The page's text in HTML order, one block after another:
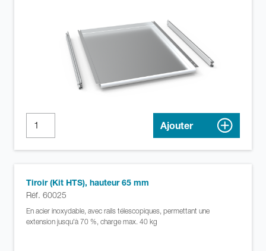
Ajouter
Tiroir (Kit HTS), hauteur 65 mm
Réf. 60025
En acier inoxydable, avec rails télescopiques, permettant une
extension jusqu'à 70 %, charge max. 40 kg